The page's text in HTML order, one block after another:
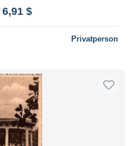
6,91 $
Privatperson